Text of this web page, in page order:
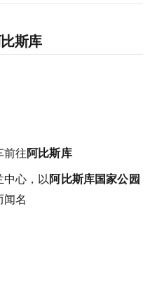
斯库
前往阿比斯库
心，以阿比斯库国家公园
闻名